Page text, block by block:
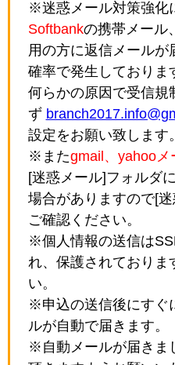
※迷惑メール対策強化
Softbankの携帯メール、
用の方に返信メールが
確率で発生しておりま
何らかの原因で受信規
ず
設定をお願い致します。
※またgmail、yahooメ
[迷惑メール]フォルダ
場合がありますので[
ご確認ください。
※個人情報の送信は
れ、保護されておりま
い。
※申込の送信後にすぐ
ルが自動で届きます。
※自動メールが届きま